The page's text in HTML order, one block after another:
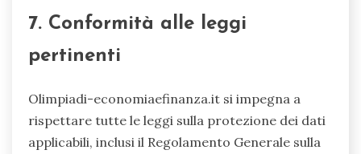
7. Conformità alle leggi
pertinenti
Olimpiadi-economiaefinanza.it si impegna a
rispettare tutte le leggi sulla protezione dei dati
applicabili, inclusi il Regolamento Generale sulla